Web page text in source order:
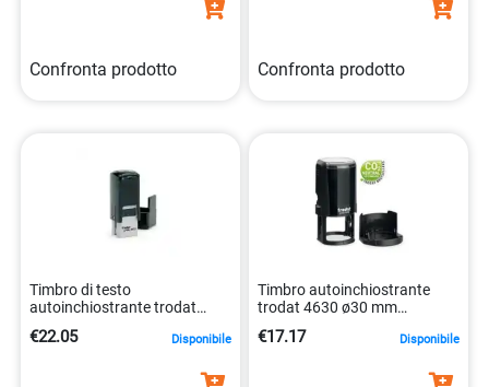
Confronta prodotto Confronta prodotto
Timbro di testo
autoinchiostrante trodat
092399657125
€22.05 Disponibile
Timbro autoinchiostrante
trodat 4630 ø30 mm
€17.17 Disponibile